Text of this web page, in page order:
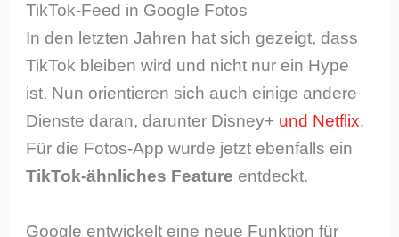
TikTok-Feed in Google Fotos
In den letzten Jahren hat sich gezeigt, dass
TikTok bleiben wird und nicht nur ein Hype
ist. Nun orientieren sich auch einige andere
Dienste daran, darunter Disney+ und Netflix.
Für die Fotos-App wurde jetzt ebenfalls ein
TikTok-ähnliches Feature entdeckt.
Google entwickelt eine neue Funktion für